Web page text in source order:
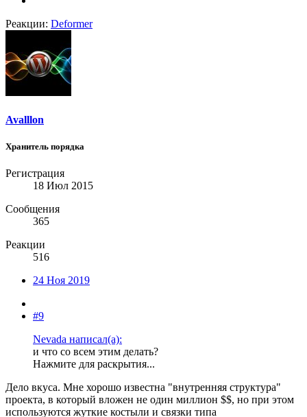
Реакции: Deformer
Avalllon
Хранитель порядка
Регистрация
18 Июл 2015
Сообщения
365
Реакции
516
24 Ноя 2019
#9
Nevada написал(а):
и что со всем этим делать?
Нажмите для раскрытия...
Дело вкуса. Мне хорошо известна "внутренняя структура"
проекта, в который вложен не один миллион $$, но при этом
используются жуткие костыли и связки типа